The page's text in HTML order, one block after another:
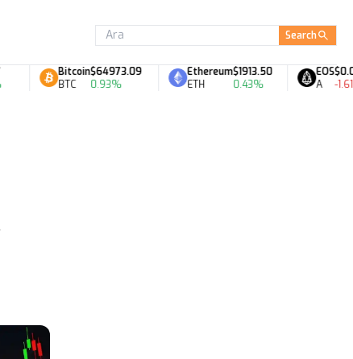
Search
Bitcoin
BTC
$64973.09
0.93%
Ethereum
ETH
$1913.50
0.43%
EOS
A
$0.06
-1.61%